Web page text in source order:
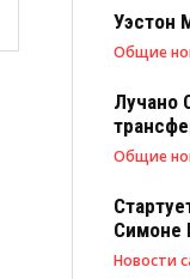
Уэстон
Общие
Лучано
Общие
Симоне
Новости